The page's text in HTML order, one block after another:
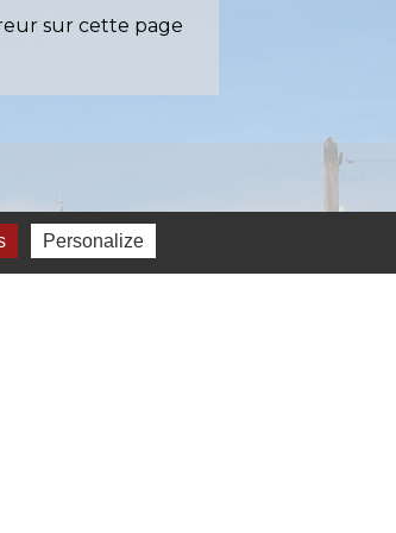
sur cette page
SIAEP)
Personalize